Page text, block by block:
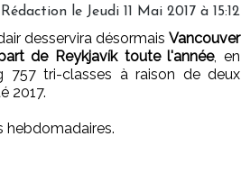
le Jeudi 11 Mai 2017 à 15:12
desservira désormais Vancouver
de Reykjavík toute l'année, en
757 tri-classes à raison de deux
2017.
hebdomadaires.